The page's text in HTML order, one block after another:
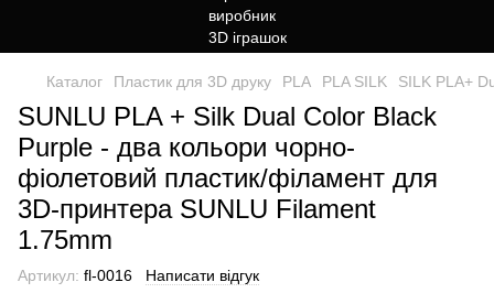
Каталог Пластик для 3D друку PLA PLA SILK SILK PLA+
SUNLU PLA + Silk Dual Color Black
Purple - два кольори чорно-
фіолетовий пластик/філамент для
3D-принтера SUNLU Filament
1.75mm
Артикул: fl-0016 Написати відгук